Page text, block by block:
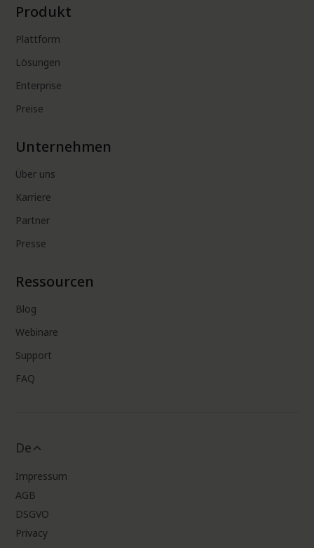
Produkt
Plattform
Lösungen
Enterprise
Preise
Unternehmen
Über uns
Karriere
Partner
Presse
Ressourcen
Blog
Webinare
Support
FAQ
Impressum
AGB
DSGVO
Privacy
De